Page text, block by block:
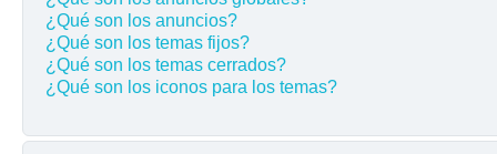
¿Qué son los anuncios?
¿Qué son los temas fijos?
¿Qué son los temas cerrados?
¿Qué son los iconos para los temas?